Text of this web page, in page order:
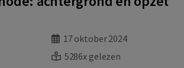
17 oktober 2024
5286x gelezen